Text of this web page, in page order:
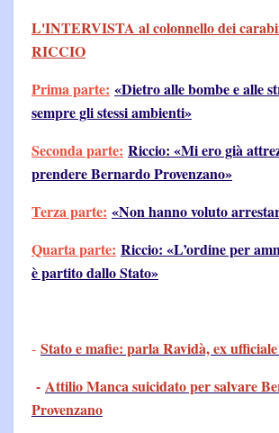
L'INTERVISTA al colonnello dei
RICCIO
Prima parte: «Dietro alle bombe e alle
sempre gli stessi ambienti»
Seconda parte: Riccio: «Mi ero già
prendere Bernardo Provenzano»
Terza parte: «Non hanno voluto
Quarta parte: Riccio: «L’ordine per
è partito dallo Stato»
- Stato e mafie: parla Ravidà, ex
- Attilio Manca suicidato per salvare
Provenzano